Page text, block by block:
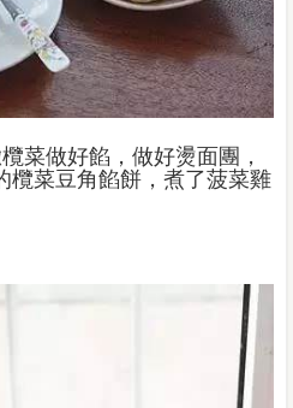
菜做好餡，做好燙面團，
欖菜豆角餡餅，煮了菠菜雞